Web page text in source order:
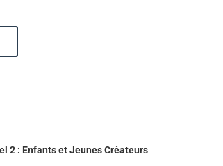
2 : Enfants et Jeunes Créateurs